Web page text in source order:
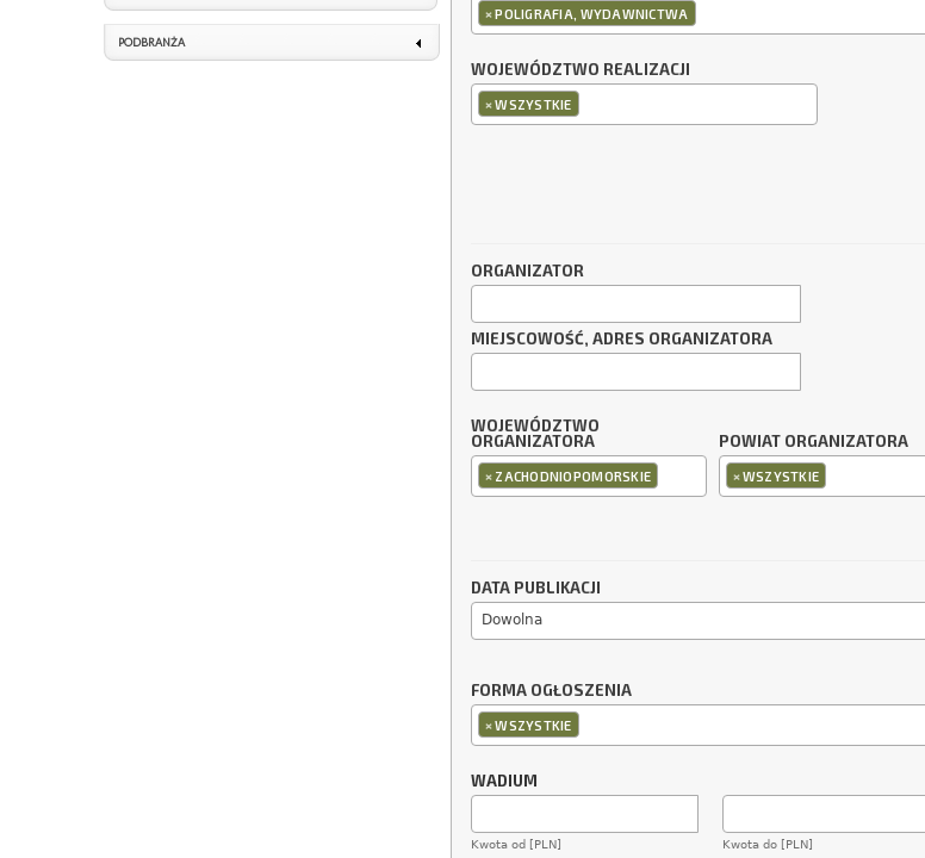
×POLIGRAFIA, WYDAWNICTWA
WOJEWÓDZTWO REALIZACJI
×WSZYSTKIE
ORGANIZATOR
MIEJSCOWOŚĆ, ADRES ORGANIZATORA
WOJEWÓDZTWO
ORGANIZATORA
× ZACHODNIOPOMORSKIE
POWIAT ORGANIZATORA
×WSZYSTKIE
DATA PUBLIKACJI
Dowolna
FORMA OGŁOSZENIA
×WSZYSTKIE
WADIUM
Kwota od [PLN] Kwota do [PLN]
PODBRANŻA